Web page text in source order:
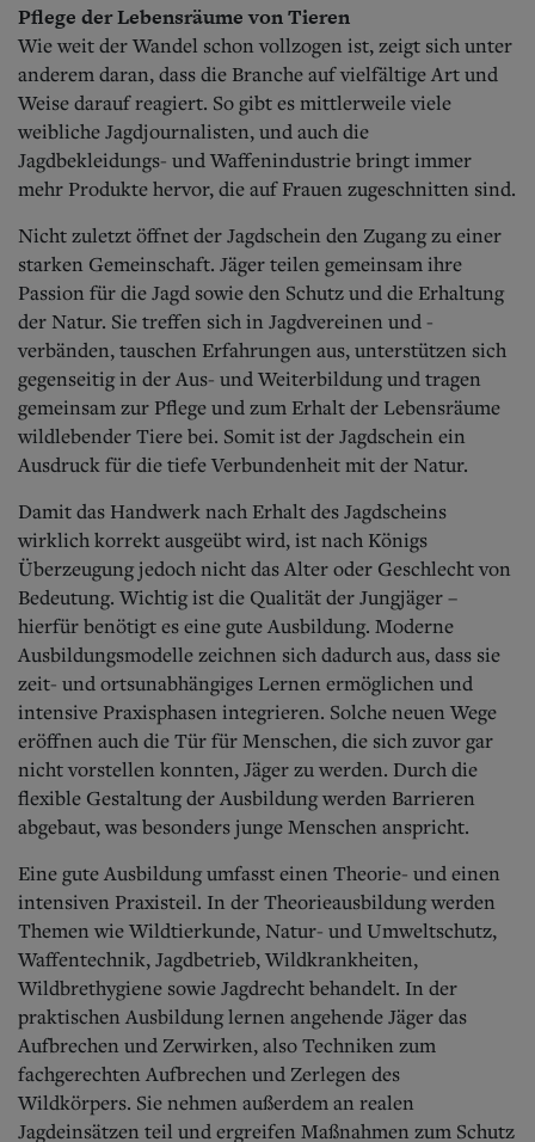
Pflege der Lebensräume von Tieren
Wie weit der Wandel schon vollzogen ist, zeigt sich unter
anderem daran, dass die Branche auf vielfältige Art und
Weise darauf reagiert. So gibt es mittlerweile viele
weibliche Jagdjournalisten, und auch die
Jagdbekleidungs- und Waffenindustrie bringt immer
mehr Produkte hervor, die auf Frauen zugeschnitten sind.
Nicht zuletzt öffnet der Jagdschein den Zugang zu einer
starken Gemeinschaft. Jäger teilen gemeinsam ihre
Passion für die Jagd sowie den Schutz und die Erhaltung
der Natur. Sie treffen sich in Jagdvereinen und -
verbänden, tauschen Erfahrungen aus, unterstützen sich
gegenseitig in der Aus- und Weiterbildung und tragen
gemeinsam zur Pflege und zum Erhalt der Lebensräume
wildlebender Tiere bei. Somit ist der Jagdschein ein
Ausdruck für die tiefe Verbundenheit mit der Natur.
Damit das Handwerk nach Erhalt des Jagdscheins
wirklich korrekt ausgeübt wird, ist nach Königs
Überzeugung jedoch nicht das Alter oder Geschlecht von
Bedeutung. Wichtig ist die Qualität der Jungjäger –
hierfür benötigt es eine gute Ausbildung. Moderne
Ausbildungsmodelle zeichnen sich dadurch aus, dass sie
zeit- und ortsunabhängiges Lernen ermöglichen und
intensive Praxisphasen integrieren. Solche neuen Wege
eröffnen auch die Tür für Menschen, die sich zuvor gar
nicht vorstellen konnten, Jäger zu werden. Durch die
flexible Gestaltung der Ausbildung werden Barrieren
abgebaut, was besonders junge Menschen anspricht.
Eine gute Ausbildung umfasst einen Theorie- und einen
intensiven Praxisteil. In der Theorieausbildung werden
Themen wie Wildtierkunde, Natur- und Umweltschutz,
Waffentechnik, Jagdbetrieb, Wildkrankheiten,
Wildbrethygiene sowie Jagdrecht behandelt. In der
praktischen Ausbildung lernen angehende Jäger das
Aufbrechen und Zerwirken, also Techniken zum
fachgerechten Aufbrechen und Zerlegen des
Wildkörpers. Sie nehmen außerdem an realen
Jagdeinsätzen teil und ergreifen Maßnahmen zum Schutz